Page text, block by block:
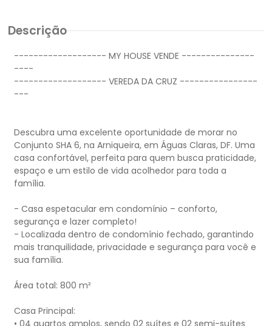
Descrição
------------------- MY HOUSE VENDE ---------------
----
------------------- VEREDA DA CRUZ ----------------
---
Descubra uma excelente oportunidade de morar no
Conjunto SHA 6, na Arniqueira, em Águas Claras, DF. Uma
casa confortável, perfeita para quem busca praticidade,
espaço e um estilo de vida acolhedor para toda a
família.
- Casa espetacular em condomínio – conforto,
segurança e lazer completo!
- Localizada dentro de condomínio fechado, garantindo
mais tranquilidade, privacidade e segurança para você e
sua família.
Área total: 800 m²
Casa Principal:
• 04 quartos amplos, sendo 02 suítes e 02 semi-suítes